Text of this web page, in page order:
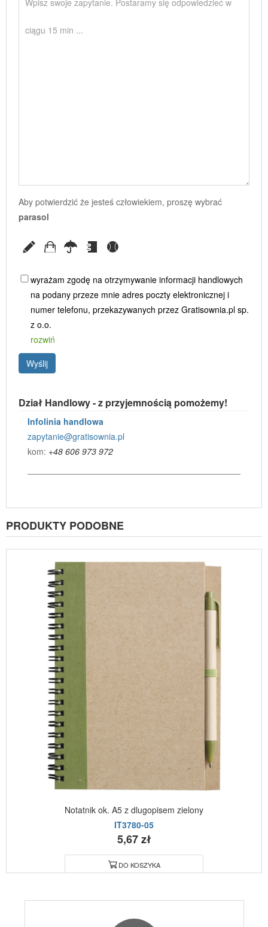
Aby potwierdzić że jesteś człowiekiem, proszę wybrać
parasol
wyrażam zgodę na otrzymywanie informacji handlowych
na podany przeze mnie adres poczty elektronicznej i
numer telefonu, przekazywanych przez Gratisownia.pl sp.
z o.o.
rozwiń
Wyślij
Dział Handlowy - z przyjemnością pomożemy!
Infolinia handlowa
zapytanie@gratisownia.pl
kom: +48 606 973 972
PRODUKTY PODOBNE
Notatnik ok. A5 z dlugopisem zielony
IT3780-05
5,67 zł
DO KOSZYKA